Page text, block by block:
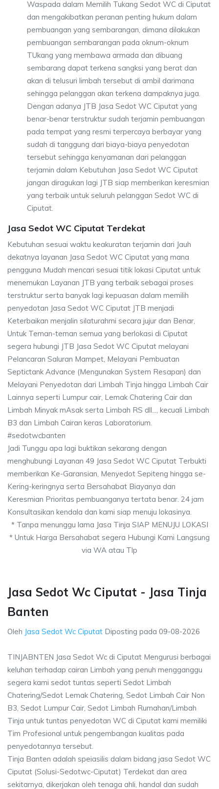
Waspada dalam Memilih Tukang Sedot WC di Ciputat
dan mengakibatkan peranan penting hukum dalam
pembuangan yang sembarangan, dimana dilakukan
pembuangan sembarangan pada oknum-oknum
TUkang yang membawa armada dan dibuang
sembarang dapat terkena sangksi yang berat dan
akan di telusuri limbah tersebut di ambil darimana
sehingga pelanggan akan terkena dampaknya juga.
Dengan adanya JTB Jasa Sedot WC Ciputat yang
benar-benar terstruktur sudah terjamin pembuangan
pada tempat yang resmi terpercaya berbayar yang
sudah di tanggung dari biaya-biaya penyedotan
tersebut sehingga kenyamanan dari pelanggan
terjamin dalam Kebutuhan Jasa Sedot WC Ciputat
jangan diragukan lagi JTB siap memberikan keresmian
yang terbaik untuk seluruh pelanggan Sedot WC di
Ciputat.
Jasa Sedot WC Ciputat Terdekat
Kebutuhan sesuai waktu keakuratan terjamin dari Jauh
dekatnya layanan Jasa Sedot WC Ciputat yang mana
pengguna Mudah mencari sesuai titik lokasi Ciputat untuk
menemukan Layanan JTB yang terbaik sebagai proses
terstruktur serta banyak lagi kepuasan dalam memilih
penyedotan Jasa Sedot WC Ciputat JTB menjadi
Keterbaikan menjalin silaturahmi secara jujur dan Benar,
Untuk Teman-teman semua yang berlokasi di Ciputat
segera hubungi JTB Jasa Sedot WC Ciputat melayani
Pelancaran Saluran Mampet, Melayani Pembuatan
Septictank Advance (Mengunakan System Resapan) dan
Melayani Penyedotan dari Limbah Tinja hingga Limbah Cair
Lainnya seperti Lumpur cair, Lemak Chatering Cair dan
Limbah Minyak mAsak serta Limbah RS dll..., kecuali Limbah
B3 dan Limbah Cairan keras Laboratorium.
#sedotwcbanten
Jadi Tunggu apa lagi buktikan sekarang dengan
menghubungi Layanan 49 Jasa Sedot WC Ciputat Terbukti
memberikan Ke-Garansian, Menyedot Sepiteng hingga se-
Kering-keringnya serta Bersahabat Biayanya dan
Keresmian Prioritas pembuanganya tertata benar. 24 jam
Konsultasikan kendala dan kami siap menuju lokasinya.
* Tanpa menunggu lama Jasa Tinja SIAP MENUJU LOKASI
* Untuk Harga Bersahabat segera Hubungi Kami Langsung
via WA atau Tlp
Jasa Sedot Wc Ciputat - Jasa Tinja
Banten
Oleh Jasa Sedot Wc Ciputat Diposting pada 09-08-2026
TINJABNTEN Jasa Sedot Wc di Ciputat Mengurusi berbagai
keluhan terhadap cairan Limbah yang penuh mengganggu
segera kami sedot tuntas seperti Sedot Limbah
Chatering/Sedot Lemak Chatering, Sedot Limbah Cair Non
B3, Sedot Lumpur Cair, Sedot Limbah Rumahan/Limbah
Tinja untuk tuntas penyedotan WC di Ciputat kami memiliki
Tim Profesional untuk pengembangan kualitas pada
penyedotannya tersebut.
Tinja Banten adalah speiasilis dalam bidang jasa Sedot WC
Ciputat (Solusi-Sedotwc-Ciputat) Terdekat dan area
sekitarnya, dikerjakan oleh tenaga ahli, handal dan sudah